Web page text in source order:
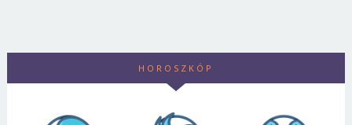
HOROSZKÓP
E-mail cím vagy felhasználónév